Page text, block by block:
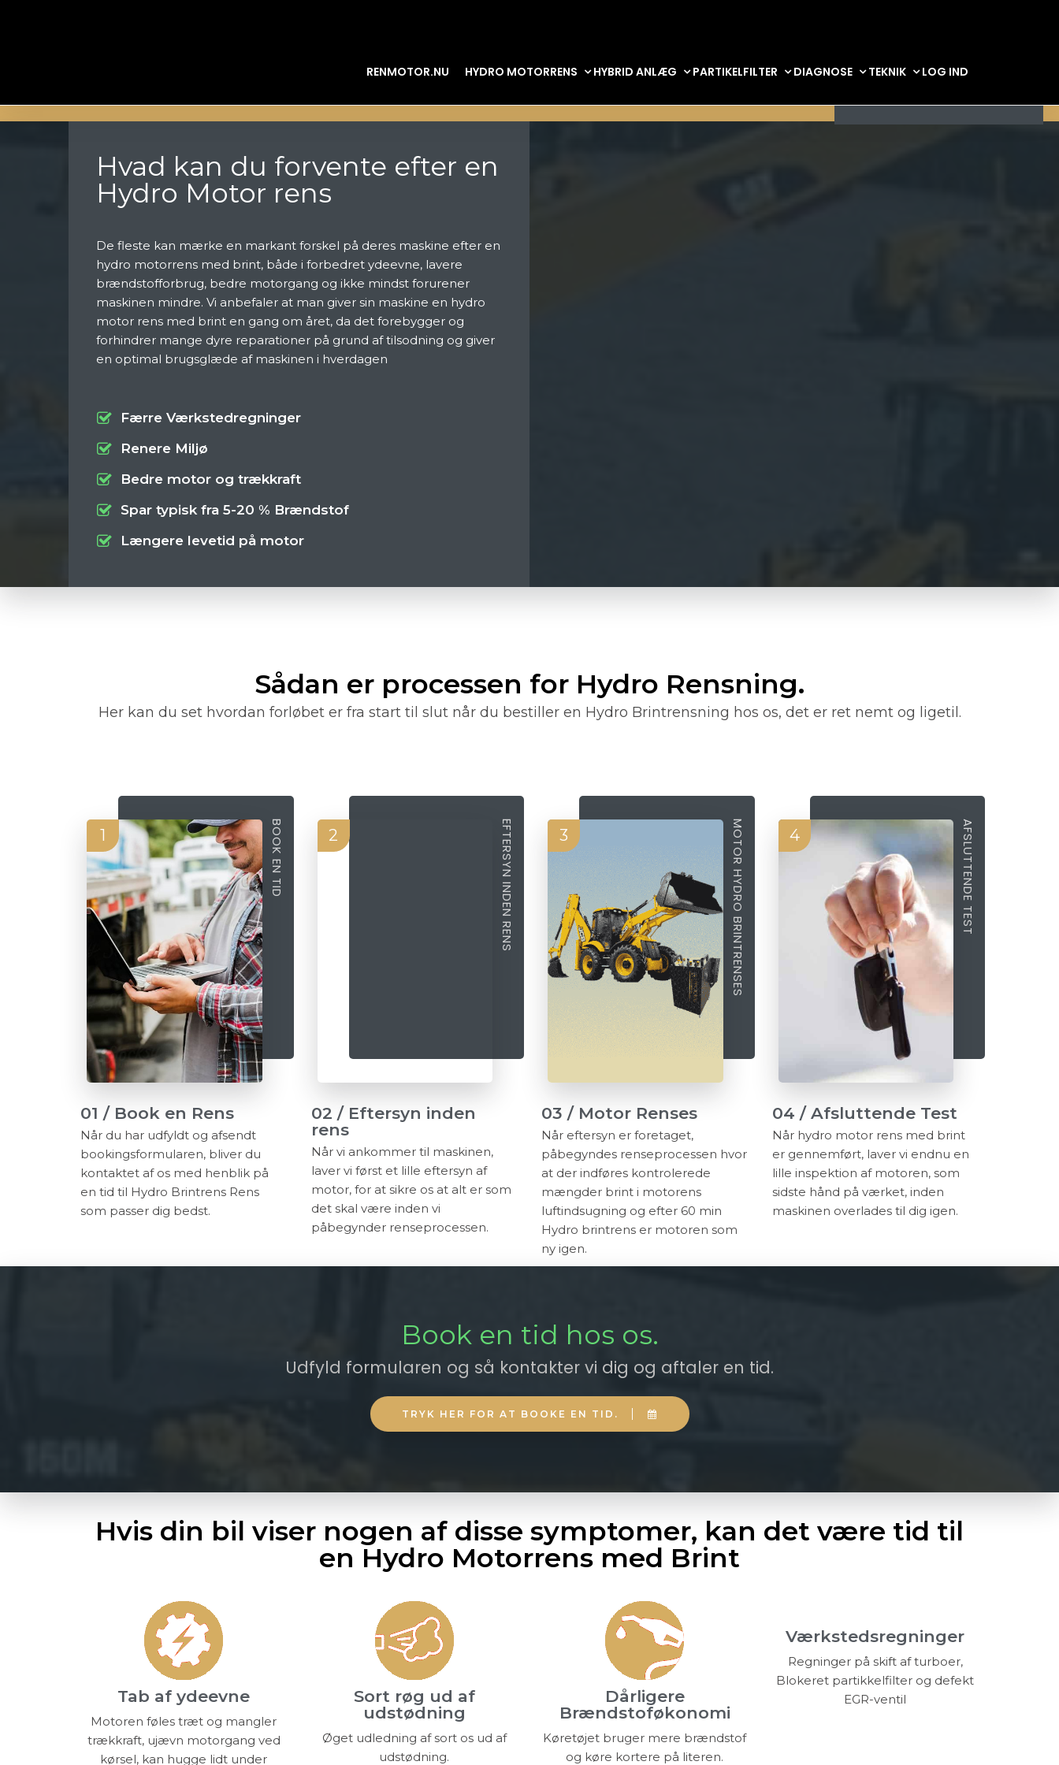
RENMOTOR.NU HYDRO MOTORRENS HYBRID ANLÆG PARTIKELFILTER DIAGNOSE TEKNIK LOG IND
Hvad kan du forvente efter en
Hydro Motor rens
De fleste kan mærke en markant forskel på deres maskine efter en
hydro motorrens med brint, både i forbedret ydeevne, lavere
brændstofforbrug, bedre motorgang og ikke mindst forurener
maskinen mindre. Vi anbefaler at man giver sin maskine en hydro
motor rens med brint en gang om året, da det forebygger og
forhindrer mange dyre reparationer på grund af tilsodning og giver
en optimal brugsglæde af maskinen i hverdagen
Færre Værkstedregninger
Renere Miljø
Bedre motor og trækkraft
Spar typisk fra 5-20 % Brændstof
Længere levetid på motor
Sådan er processen for Hydro Rensning.
Her kan du set hvordan forløbet er fra start til slut når du bestiller en Hydro Brintrensning hos os, det er ret nemt og ligetil.
BOOK EN TID
1
01 / Book en Rens
Når du har udfyldt og afsendt
bookingsformularen, bliver du
kontaktet af os med henblik på
en tid til Hydro Brintrens Rens
som passer dig bedst.
EFTERSYN INDEN RENS
2
02 / Eftersyn inden
rens
Når vi ankommer til maskinen,
laver vi først et lille eftersyn af
motor, for at sikre os at alt er som
det skal være inden vi
påbegynder renseprocessen.
MOTOR HYDRO BRINTRENSES
3
03 / Motor Renses
Når eftersyn er foretaget,
påbegyndes renseprocessen hvor
at der indføres kontrolerede
mængder brint i motorens
luftindsugning og efter 60 min
Hydro brintrens er motoren som
ny igen.
AFSLUTTENDE TEST
4
04 / Afsluttende Test
Når hydro motor rens med brint
er gennemført, laver vi endnu en
lille inspektion af motoren, som
sidste hånd på værket, inden
maskinen overlades til dig igen.
Book en tid hos os.
Udfyld formularen og så kontakter vi dig og aftaler en tid.
TRYK HER FOR AT BOOKE EN TID.
Hvis din bil viser nogen af disse symptomer, kan det være tid til
en Hydro Motorrens med Brint
Tab af ydeevne
Motoren føles træt og mangler
trækkraft, ujævn motorgang ved
kørsel, kan hugge lidt under
Sort røg ud af
udstødning
Øget udledning af sort os ud af
udstødning.
Dårligere
Brændstoføkonomi
Køretøjet bruger mere brændstof
og køre kortere på literen.
Værkstedsregninger
Regninger på skift af turboer,
Blokeret partikkelfilter og defekt
EGR-ventil